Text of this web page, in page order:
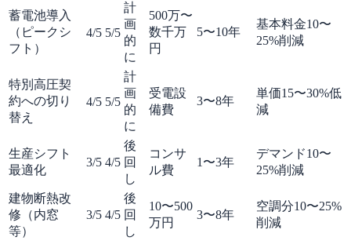
蓄電池導入
（ピークシ
フト）
4/5 5/5
計
画
的
に
500万〜
数千万
円
5〜10年
基本料金10〜
25%削減
特別高圧契
約への切り
替え
4/5 5/5
計
画
的
に
受電設
備費
3〜8年
単価15〜30%低
減
生産シフト
最適化
3/5 4/5
後
回
し
コンサ
ル費
1〜3年
デマンド10〜
25%削減
建物断熱改
修（内窓
等）
3/5 4/5
後
回
し
10〜500
万円
3〜8年
空調分10〜25%
削減